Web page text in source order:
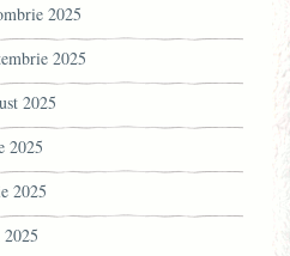
2025
2025
2025
2025
2025